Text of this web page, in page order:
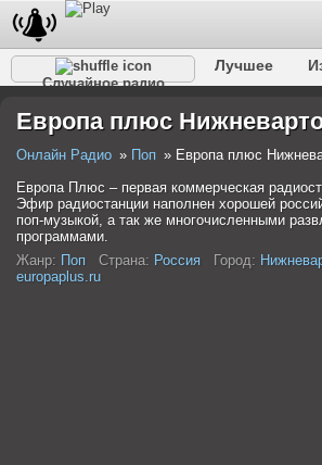
Случайное радио
Лучшее
Разговорное
Рэп Транс
Европа плюс
Онлайн Радио Поп
Европа плюс
Европа Плюс – первая коммерческая
Эфир радиостанции наполнен хорошей
поп-музыкой, а так же многочисленными
программами.
Жанр: Поп Страна: Россия Город:
europaplus.ru